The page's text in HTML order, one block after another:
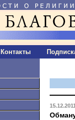
Контакты